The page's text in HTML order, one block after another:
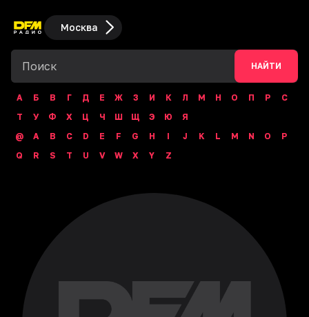
Москва
НАЙТИ
А Б В Г Д Е Ж З И К Л М Н О П Р
С
Т
У Ф Х Ц Ч Ш Щ Э Ю
Я
@
A B C D E F G H I J K L M N O
P
Q
R S T U V W X Y Z